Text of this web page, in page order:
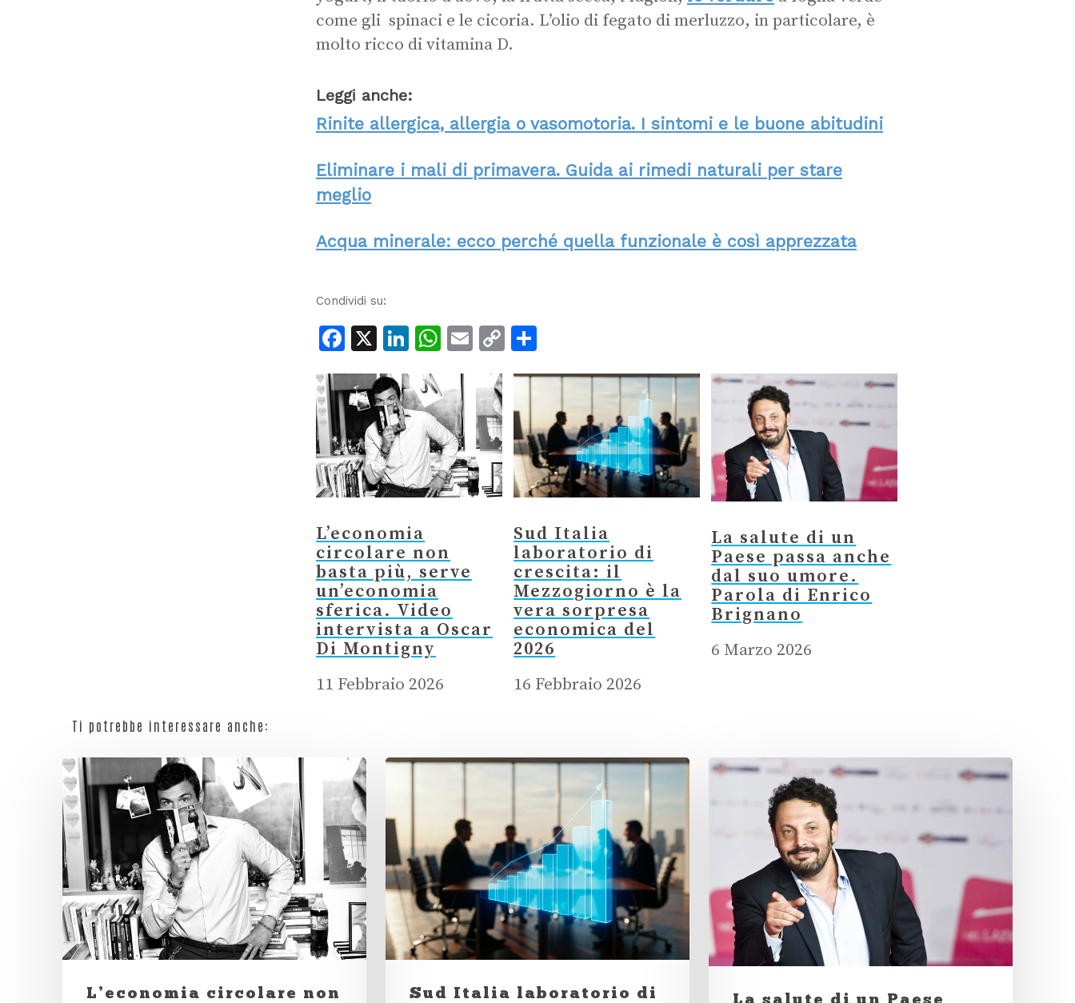
come gli spinaci e le cicoria. L’olio di fegato di merluzzo, in particolare, è
molto ricco di vitamina D.
Leggi anche:
Rinite allergica, allergia o vasomotoria. I sintomi e le buone abitudini
Eliminare i mali di primavera. Guida ai rimedi naturali per stare
meglio
Acqua minerale: ecco perché quella funzionale è così apprezzata
Condividi su:
Facebook
X LinkedIn
WhatsApp
Email
Copy
L’economia
circolare non
basta più, serve
un’economia
sferica. Video
intervista a Oscar
Di Montigny
11 Febbraio 2026
Sud Italia
laboratorio di
crescita: il
Mezzogiorno è la
vera sorpresa
economica del
2026
16 Febbraio 2026
La salute di un
Paese passa anche
dal suo umore.
Parola di Enrico
Brignano
6 Marzo 2026
Ti potrebbe interessare anche:
L’economia circolare non
Sud Italia laboratorio di